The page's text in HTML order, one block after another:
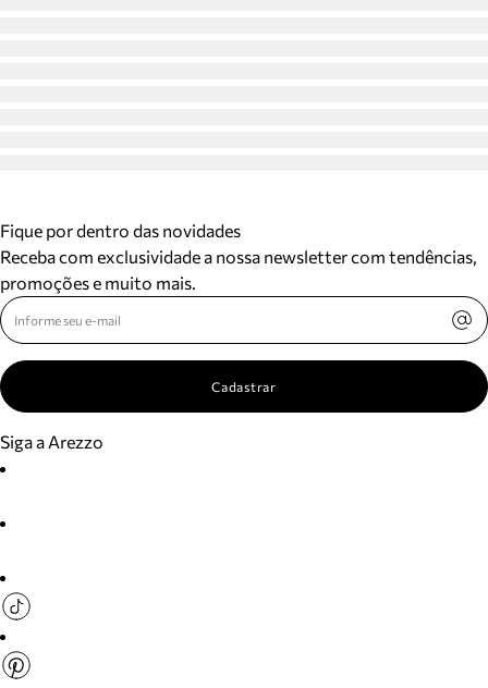
Fique por dentro das novidades
Receba com exclusividade a nossa newsletter com tendências,
promoções e muito mais.
Cadastrar
Siga a Arezzo